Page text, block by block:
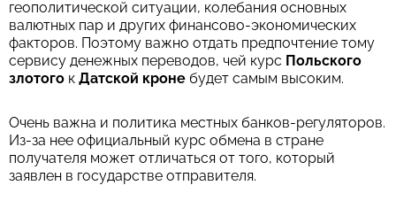
геополитической ситуации, колебания основных
валютных пар и других финансово-экономических
факторов. Поэтому важно отдать предпочтение тому
сервису денежных переводов, чей курс Польского
злотого к Датской кроне будет самым высоким.
Очень важна и политика местных банков-регуляторов.
Из-за нее официальный курс обмена в стране
получателя может отличаться от того, который
заявлен в государстве отправителя.